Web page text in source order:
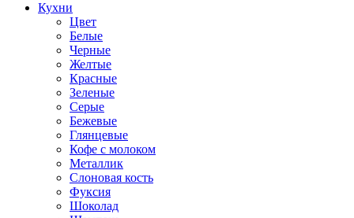
Кухни
Цвет
Белые
Черные
Желтые
Красные
Зеленые
Серые
Бежевые
Глянцевые
Кофе с молоком
Металлик
Слоновая кость
Фуксия
Шоколад